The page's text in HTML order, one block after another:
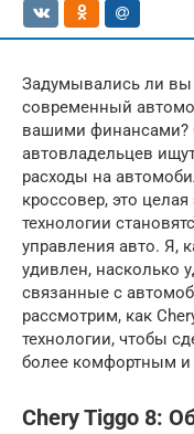
Задумывались ли вы
современный
вашими финансами?
автовладельцев
расходы на
кроссовер, это
технологии
управления авто. Я,
удивлен, насколько
связанные с
рассмотрим, как
технологии, чтобы
более комфортным
Chery Tiggo 8: